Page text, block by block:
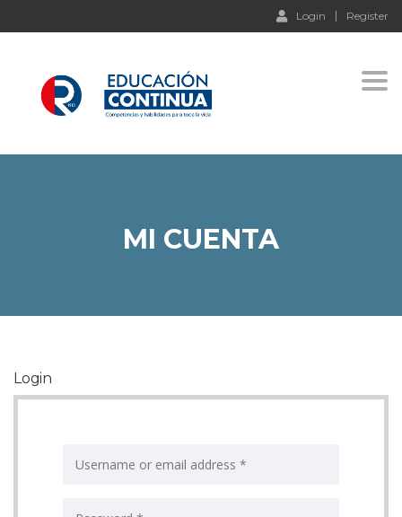
Login Register
MI CUENTA
Login